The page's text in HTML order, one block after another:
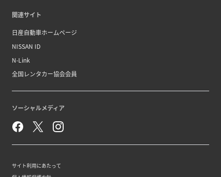
関連サイト
日産自動車ホームページ
NISSAN ID
N-Link
全国レンタカー協会会員
ソーシャルメディア
サイト利用にあたって